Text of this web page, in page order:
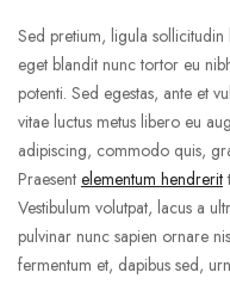
Sed pretium, ligula
eget blandit nunc tortor eu
potenti. Sed egestas, ante et
vitae luctus metus libero eu
adipiscing, commodo quis,
Praesent elementum hendrerit
Vestibulum volutpat, lacus a
pulvinar nunc sapien ornare
fermentum et, dapibus sed,